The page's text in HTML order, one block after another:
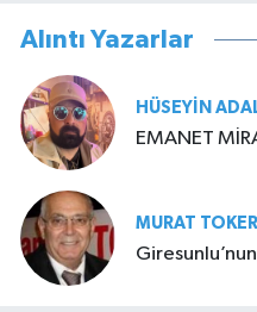
Alıntı Yazarlar
HÜSEYIN
EMANET
MURAT TOKER